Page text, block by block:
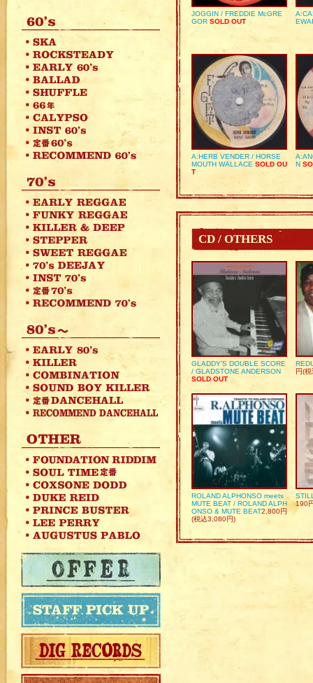
JOGGIN / FREDDIE McGRE
GOR SOLD OUT
A:HERB VENDER / HORSE
MOUTH WALLACE SOLD OU
T
N
CD / OTHERS
GLADDY’S DOUBLE SCORE
/ GLADSTONE ANDERSON
SOLD OUT
円(
ROLAND ALPHONSO meets
MUTE BEAT / ROLAND ALPH
ONSO & MUTE BEAT2,800円
(税込3,080円)
190